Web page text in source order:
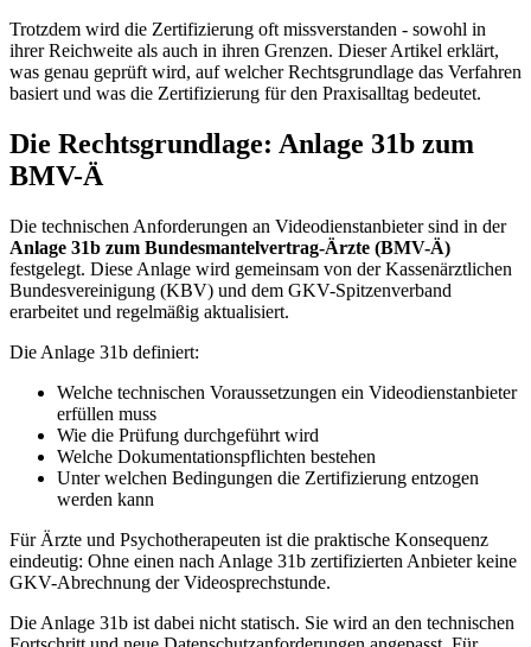
Trotzdem wird die Zertifizierung oft missverstanden - sowohl in
ihrer Reichweite als auch in ihren Grenzen. Dieser Artikel erklärt,
was genau geprüft wird, auf welcher Rechtsgrundlage das Verfahren
basiert und was die Zertifizierung für den Praxisalltag bedeutet.
Die Rechtsgrundlage: Anlage 31b zum
BMV-Ä
Die technischen Anforderungen an Videodienstanbieter sind in der
Anlage 31b zum Bundesmantelvertrag-Ärzte (BMV-Ä)
festgelegt. Diese Anlage wird gemeinsam von der Kassenärztlichen
Bundesvereinigung (KBV) und dem GKV-Spitzenverband
erarbeitet und regelmäßig aktualisiert.
Die Anlage 31b definiert:
Welche technischen Voraussetzungen ein Videodienstanbieter
erfüllen muss
Wie die Prüfung durchgeführt wird
Welche Dokumentationspflichten bestehen
Unter welchen Bedingungen die Zertifizierung entzogen
werden kann
Für Ärzte und Psychotherapeuten ist die praktische Konsequenz
eindeutig: Ohne einen nach Anlage 31b zertifizierten Anbieter keine
GKV-Abrechnung der Videosprechstunde.
Die Anlage 31b ist dabei nicht statisch. Sie wird an den technischen